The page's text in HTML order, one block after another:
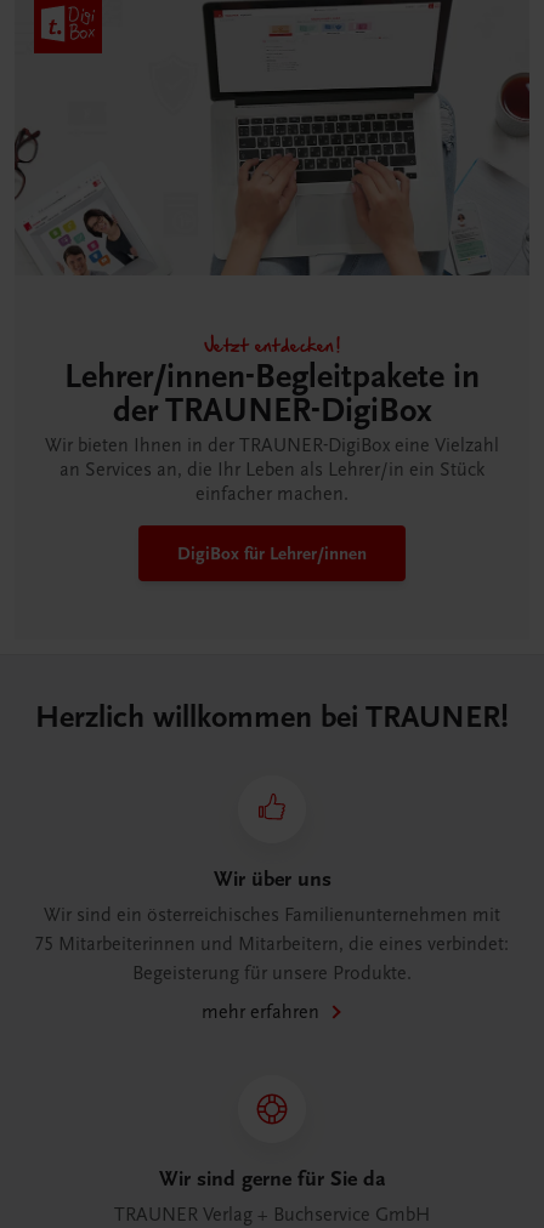
Jetzt entdecken!
Lehrer/innen-Begleitpakete in
der TRAUNER-DigiBox
Wir bieten Ihnen in der TRAUNER-DigiBox eine Vielzahl
an Services an, die Ihr Leben als Lehrer/in ein Stück
einfacher machen.
DigiBox für Lehrer/innen
Herzlich willkommen bei TRAUNER!
Wir über uns
Wir sind ein österreichisches Familienunternehmen mit
75 Mitarbeiterinnen und Mitarbeitern, die eines verbindet:
Begeisterung für unsere Produkte.
mehr erfahren
Wir sind gerne für Sie da
TRAUNER Verlag + Buchservice GmbH